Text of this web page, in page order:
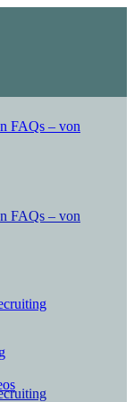
FAQs – von
FAQs – von